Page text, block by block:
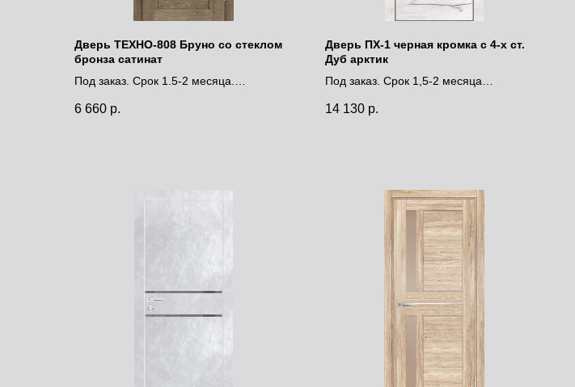
Дверь ТЕХНО-808 Бруно со стеклом
бронза сатинат
Под заказ. Срок 1.5-2 месяца.
6 660 р.
Дверь ПХ-1 черная кромка с 4-х ст.
Дуб арктик
Под заказ. Срок 1,5-2 месяца
14 130 р.